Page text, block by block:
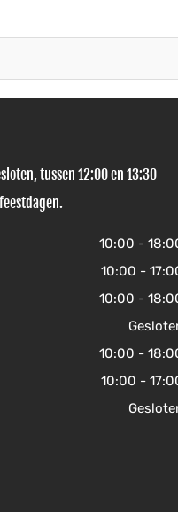
tussen 12:00 en 13:30
10:00 -
10:00 -
10:00 -
10:00 -
10:00 -